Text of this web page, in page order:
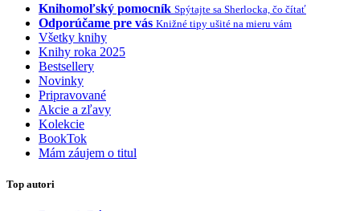
Knihomoľský pomocník Spýtajte sa Sherlocka, čo čítať
Odporúčame pre vás Knižné tipy ušité na mieru vám
Všetky knihy
Knihy roka 2025
Bestsellery
Novinky
Pripravované
Akcie a zľavy
Kolekcie
BookTok
Mám záujem o titul
Top autori